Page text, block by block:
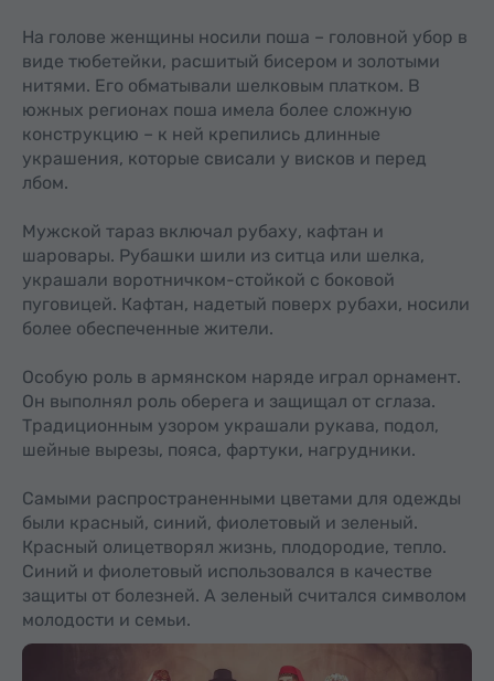
На голове женщины носили поша – головной убор в
виде тюбетейки, расшитый бисером и золотыми
нитями. Его обматывали шелковым платком. В
южных регионах поша имела более сложную
конструкцию – к ней крепились длинные
украшения, которые свисали у висков и перед
лбом.
Мужской тараз включал рубаху, кафтан и
шаровары. Рубашки шили из ситца или шелка,
украшали воротничком-стойкой с боковой
пуговицей. Кафтан, надетый поверх рубахи, носили
более обеспеченные жители.
Особую роль в армянском наряде играл орнамент.
Он выполнял роль оберега и защищал от сглаза.
Традиционным узором украшали рукава, подол,
шейные вырезы, пояса, фартуки, нагрудники.
Самыми распространенными цветами для одежды
были красный, синий, фиолетовый и зеленый.
Красный олицетворял жизнь, плодородие, тепло.
Синий и фиолетовый использовался в качестве
защиты от болезней. А зеленый считался символом
молодости и семьи.